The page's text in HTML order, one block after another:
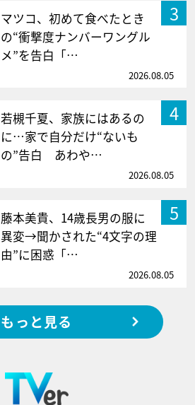
3
マツコ、初めて食べたとき
の“衝撃度ナンバーワングル
メ”を告白「…
2026.08.05
4
若槻千夏、家族にはあるの
に…家で自分だけ“ないも
の”告白 あわや…
2026.08.05
5
藤本美貴、14歳長男の服に
異変→聞かされた“4文字の理
由”に困惑「…
2026.08.05
もっと見る